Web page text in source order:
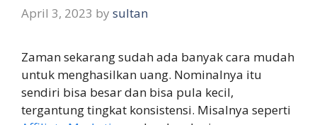
April 3, 2023 by sultan
Zaman sekarang sudah ada banyak cara mudah
untuk menghasilkan uang. Nominalnya itu
sendiri bisa besar dan bisa pula kecil,
tergantung tingkat konsistensi. Misalnya seperti